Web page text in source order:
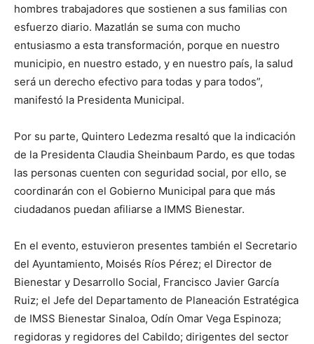
hombres trabajadores que sostienen a sus familias con
esfuerzo diario. Mazatlán se suma con mucho
entusiasmo a esta transformación, porque en nuestro
municipio, en nuestro estado, y en nuestro país, la salud
será un derecho efectivo para todas y para todos”,
manifestó la Presidenta Municipal.
Por su parte, Quintero Ledezma resaltó que la indicación
de la Presidenta Claudia Sheinbaum Pardo, es que todas
las personas cuenten con seguridad social, por ello, se
coordinarán con el Gobierno Municipal para que más
ciudadanos puedan afiliarse a IMMS Bienestar.
En el evento, estuvieron presentes también el Secretario
del Ayuntamiento, Moisés Ríos Pérez; el Director de
Bienestar y Desarrollo Social, Francisco Javier García
Ruiz; el Jefe del Departamento de Planeación Estratégica
de IMSS Bienestar Sinaloa, Odín Omar Vega Espinoza;
regidoras y regidores del Cabildo; dirigentes del sector